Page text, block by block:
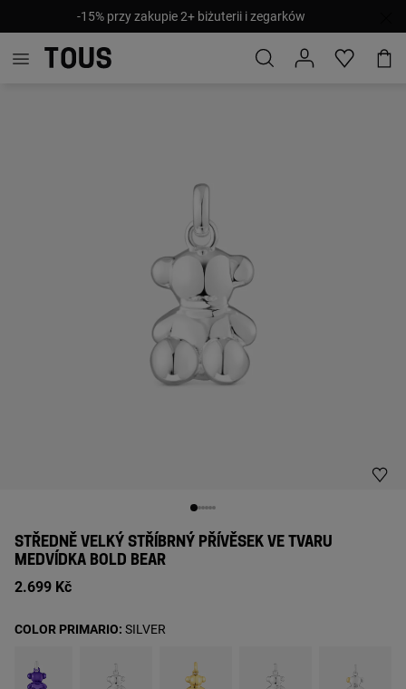
-15% przy zakupie 2+ biżuterii i zegarków
STŘEDNĚ VELKÝ STŘÍBRNÝ PŘÍVĚSEK VE TVARU
MEDVÍDKA BOLD BEAR
2.699 Kč
COLOR PRIMARIO: SILVER